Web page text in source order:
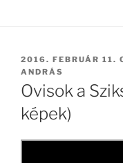
BEKÜLDVE:
2016. FEBRUÁR 11.
ANDRÁS
Ovisok a
képek)